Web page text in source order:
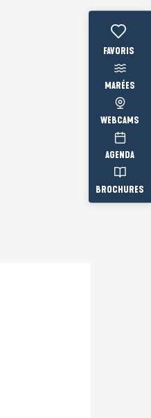
Voir les
MARÉES
WEBCAMS
AGENDA
BROCHURES